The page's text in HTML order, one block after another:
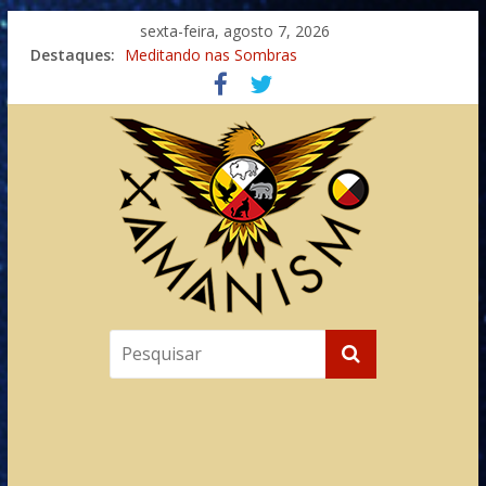
sexta-feira, agosto 7, 2026
Destaques: Meditando nas Sombras
Autosuficiência: A Jornada do Espírito Ancestral
Xamanismo Universal
Totens – Caminho Espiritual – Crescimento
Imaginação na Cura